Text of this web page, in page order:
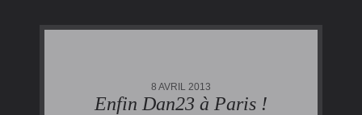
8 AVRIL 2013
Enfin Dan23 à Paris !